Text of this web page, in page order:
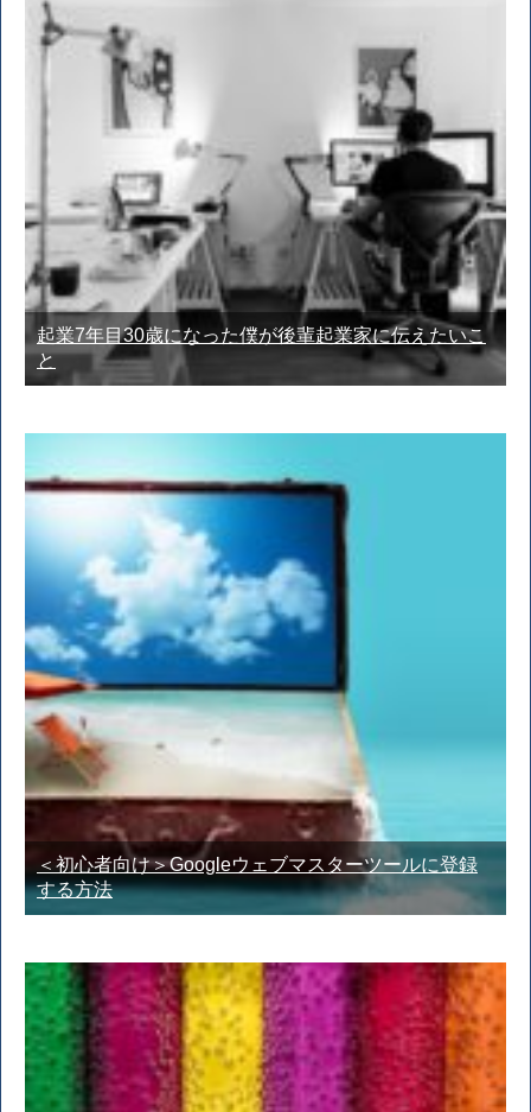
起業7年目30歳になった僕が後輩起業家に伝えたいこ
と
＜初心者向け＞Googleウェブマスターツールに登録
する方法